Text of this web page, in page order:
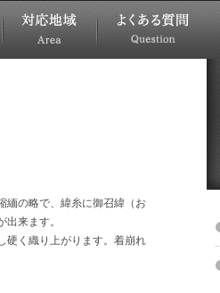
緬の略で、緯糸に御召緯（お
来ます。
硬く織り上がります。着崩れ